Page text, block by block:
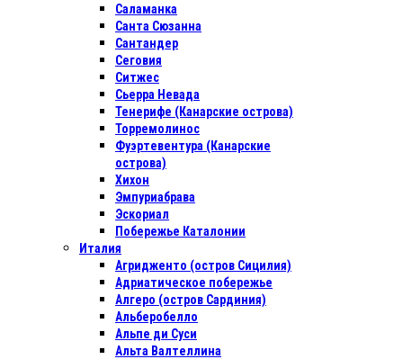
Саламанка
Санта Сюзанна
Сантандер
Сеговия
Ситжес
Сьерра Невада
Тенерифе (Канарские острова)
Торремолинос
Фуэртевентура (Канарские
острова)
Хихон
Эмпуриабрава
Эскориал
Побережье Каталонии
Италия
Агридженто (остров Сицилия)
Адриатическое побережье
Алгеро (остров Сардиния)
Альберобелло
Альпе ди Суси
Альта Валтеллина